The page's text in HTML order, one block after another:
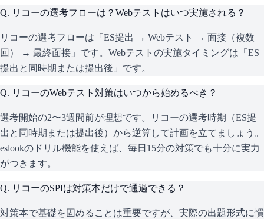
Q. リコーの選考フローは？Webテストはいつ実施される？
リコーの選考フローは「ES提出 → Webテスト → 面接（複数
回） → 最終面接」です。Webテストの実施タイミングは「ES
提出と同時期または提出後」です。
Q. リコーのWebテスト対策はいつから始めるべき？
選考開始の2〜3週間前が理想です。リコーの選考時期（ES提
出と同時期または提出後）から逆算して計画を立てましょう。
eslookのドリル機能を使えば、毎日15分の対策でも十分に実力
がつきます。
Q. リコーのSPIは対策本だけで通過できる？
対策本で基礎を固めることは重要ですが、実際の出題形式に慣